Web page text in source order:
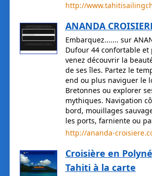
http://
ANANDA
Embarquez....... sur
Dufour 44 confortable
venez découvrir la
de ses îles. Partez le
end ou plus naviguer le
Bretonnes ou explorer
mythiques. Navigation
bord, mouillages
les ports, farniente ou
http://ananda-
Croisière en
Tahiti à la carte